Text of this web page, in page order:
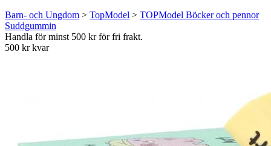
Barn- och Ungdom > TopModel > TOPModel Böcker och pennor
Suddgummin
Handla för minst 500 kr för fri frakt.
500 kr kvar